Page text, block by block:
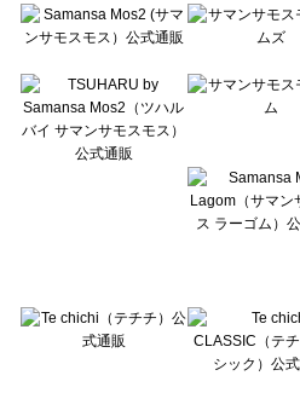
Te chichi（テチチ）の一覧
Te chichi CLASSIC（テチチ クラシック）の一覧
Lugnoncure（ルノンキュール）の一覧
BETTY'S BLUE（べティーズブルー）の一覧
Wpc.（ワールドパーティー）の一覧